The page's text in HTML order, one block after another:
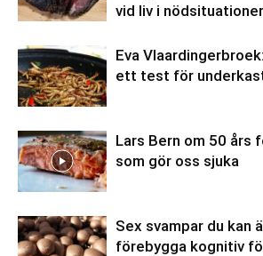
vid liv i nödsituationer
Eva
ett test för
Lars Bern om 50 års
som gör oss sjuka
Sex svampar du kan
förebygga kognitiv